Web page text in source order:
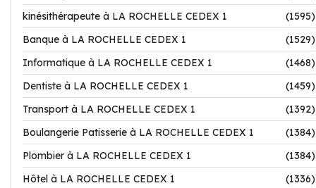
kinésithérapeute à LA ROCHELLE CEDEX 1
(1595)
Banque à LA ROCHELLE CEDEX 1
(1529)
Informatique à LA ROCHELLE CEDEX 1
(1468)
Dentiste à LA ROCHELLE CEDEX 1
(1459)
Transport à LA ROCHELLE CEDEX 1
(1392)
Boulangerie Patisserie à LA ROCHELLE CEDEX 1
(1384)
Plombier à LA ROCHELLE CEDEX 1
(1384)
Hôtel à LA ROCHELLE CEDEX 1
(1336)